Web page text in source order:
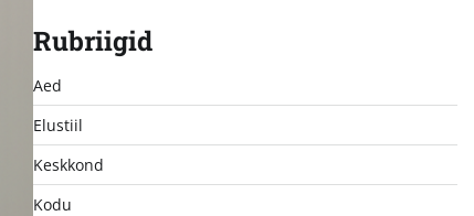
Rubriigid
Aed
Elustiil
Keskkond
Kodu